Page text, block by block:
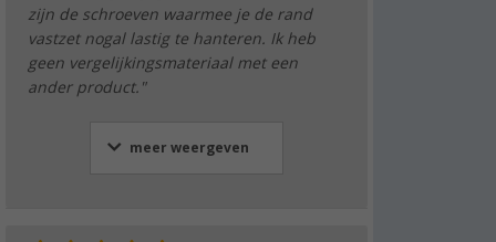
zijn de schroeven waarmee je de rand
vastzet nogal lastig te hanteren. Ik heb
geen vergelijkingsmateriaal met een
ander product."
meer weergeven